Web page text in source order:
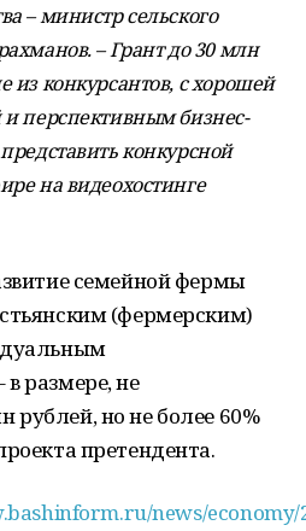
– министр сельского
– Грант до 30 млн
из конкурсантов, с хорошей
перспективным бизнес-
конкурсной
на видеохостинге
семейной фермы
(фермерским)
размере, не
но не более 60%
претендента.
news/economy/